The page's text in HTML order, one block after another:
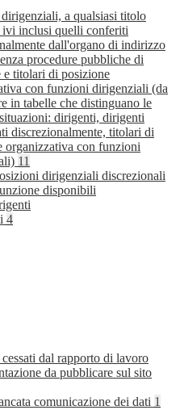
a qualsiasi titolo
inclusi quelli conferiti
dall'organo di indirizzo
procedure pubbliche di
e titolari di posizione
con funzioni dirigenziali (da
in tabelle che distinguano le
dirigenti, dirigenti
discrezionalmente, titolari di
organizzativa con funzioni
11
dirigenziali discrezionali
disponibili
4
dal rapporto di lavoro
da pubblicare sul sito
comunicazione dei dati 1